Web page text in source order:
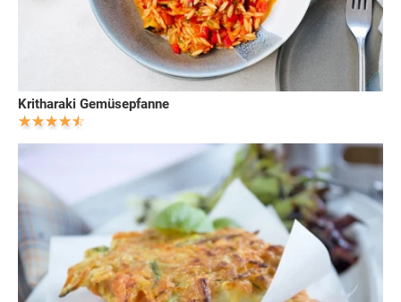
Kritharaki Gemüsepfanne